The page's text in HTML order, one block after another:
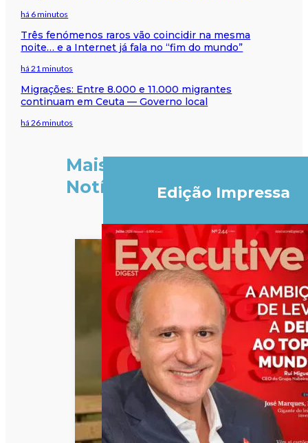
há 6 minutos
Três fenómenos raros vão coincidir na mesma
noite… e a Internet já fala no “fim do mundo”
há 21 minutos
Migrações: Entre 8.000 e 11.000 migrantes
continuam em Ceuta — Governo local
há 26 minutos
Mais
Notícias
Edição Impressa